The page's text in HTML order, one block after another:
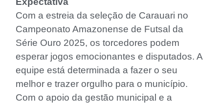
Com a estreia da seleção de Carauari no
Campeonato Amazonense de Futsal da
Série Ouro 2025, os torcedores podem
esperar jogos emocionantes e disputados. A
equipe está determinada a fazer o seu
melhor e trazer orgulho para o município.
Com o apoio da gestão municipal e a